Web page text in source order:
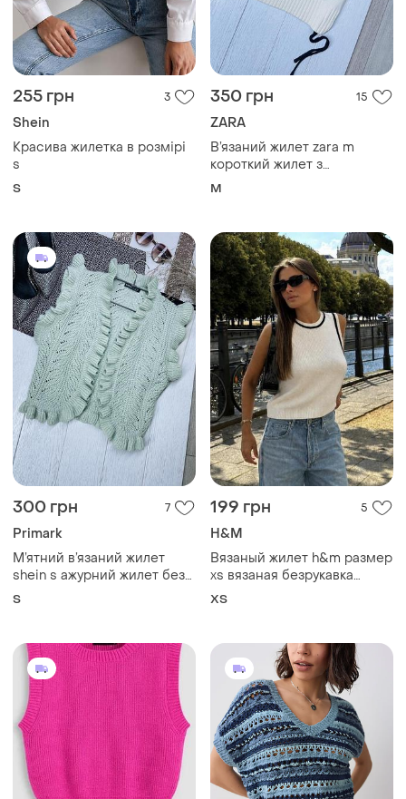
255 грн 3
Shein
Красива жилетка в розмірі
s
S
350 грн 15
ZARA
В’язаний жилет zara m
короткий жилет з
аплікацією в’язана
M
300 грн 7
Primark
М’ятний в’язаний жилет
shein s ажурний жилет без
застібок жилет з рюшами
S
199 грн 5
H&M
Вязаный жилет h&m размер
xs вязаная безрукавка
жилетка топ топик кроп-топ
ХS